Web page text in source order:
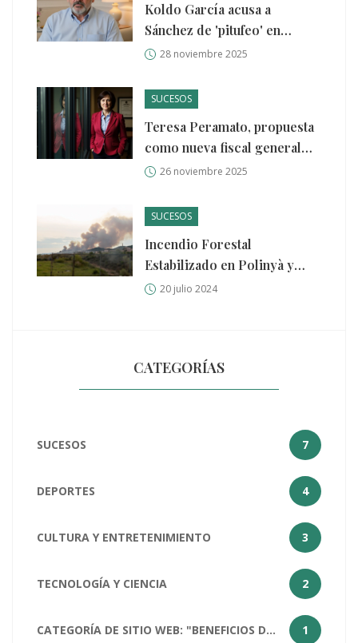
Koldo García acusa a
Sánchez de 'pitufeo' en
primarias del PSOE con
inmigrantes
28 noviembre 2025
SUCESOS
Teresa Peramato, propuesta
como nueva fiscal general
tras la caída de García Ortiz
26 noviembre 2025
SUCESOS
Incendio Forestal
Estabilizado en Polinyà y
Santa Perpètua:
20 julio 2024
CATEGORÍAS
SUCESOS 7
DEPORTES 4
CULTURA Y ENTRETENIMIENTO 3
TECNOLOGÍA Y CIENCIA 2
CATEGORÍA DE SITIO WEB: "BENEFICIOS DEL ARTE PARA LA SOCIEDAD HUMANA 1